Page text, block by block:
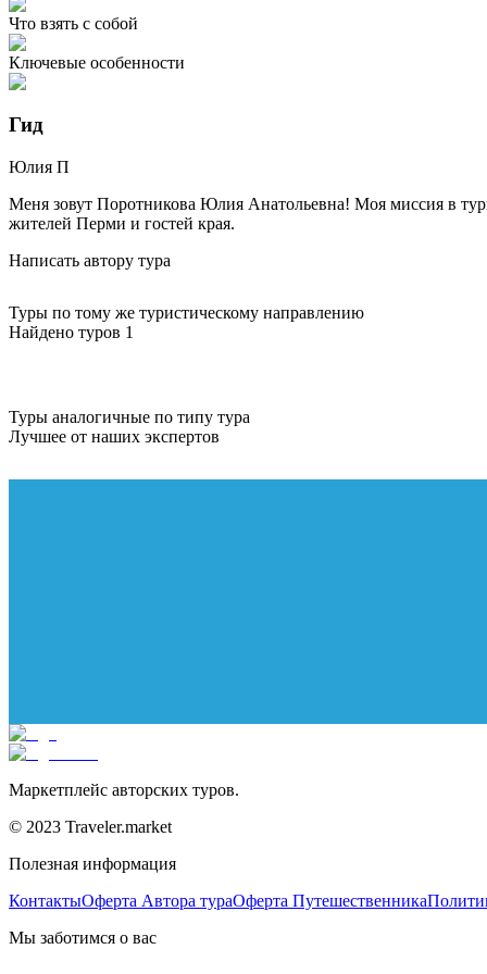
Что взять с собой
Ключевые особенности
Гид
Юлия П
Меня зовут Поротникова Юлия Анатольевна! Моя миссия в
жителей Перми и гостей края.
Написать автору тура
Туры по тому же туристическому направлению
Найдено туров 1
Туры аналогичные по типу тура
Лучшее от наших экспертов
Маркетплейс авторских туров.
© 2023 Traveler.market
Полезная информация
КонтактыОферта Автора тураОферта Путешественника
Мы заботимся о вас